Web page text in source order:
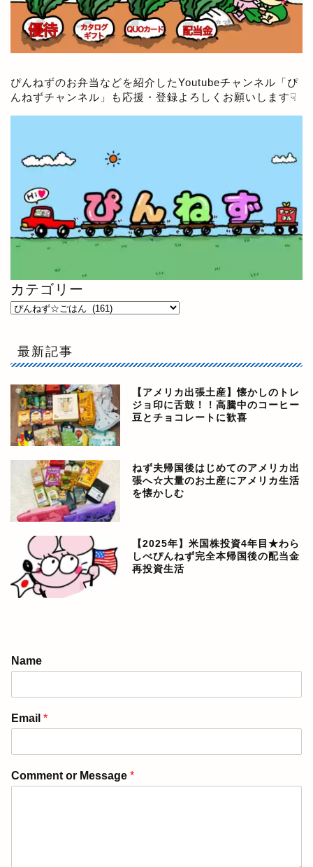
ぴんねずのお弁当などを紹介したYoutubeチャンネル「ぴ
んねずチャンネル 」も応援・登録よろしくお願いします☟
カテゴリー
最新記事
【アメリカ出張土産】懐かしのトレ
ジョ印に舌鼓！！高騰中のコーヒー
豆とチョコレートに歓喜
ねず夫帰国後はじめてのアメリカ出
張へ☆大量のお土産にアメリカ生活
を懐かしむ
【2025年】米国株投資4年目★わら
しべぴんねず完全本帰国後の配当金
再投資生活
Name
Email *
Comment or Message *
ぴんねず☆ごはんのレシ
ぴんねずの旅のしおり・